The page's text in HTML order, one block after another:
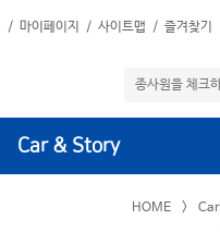
/ 마이페이지 / 사이트맵 / 즐겨찾기
Car & Story
HOME >